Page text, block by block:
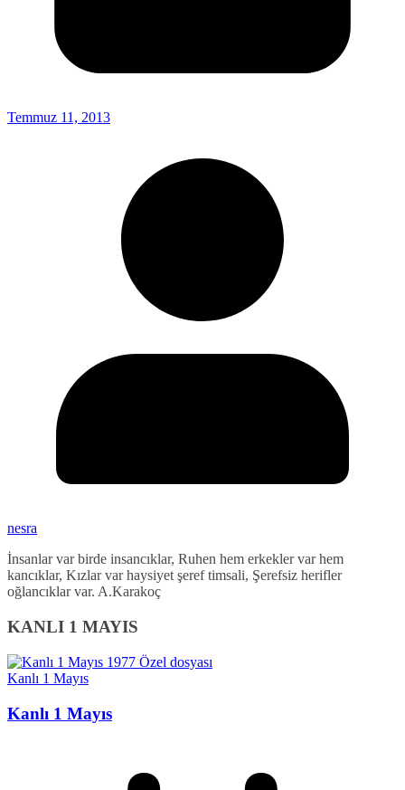
Temmuz 11, 2013
nesra
İnsanlar var birde insancıklar, Ruhen hem erkekler var hem
kancıklar, Kızlar var haysiyet şeref timsali, Şerefsiz herifler
oğlancıklar var. A.Karakoç
KANLI 1 MAYIS
Kanlı 1 Mayıs
Kanlı 1 Mayıs